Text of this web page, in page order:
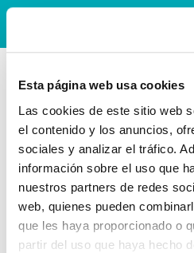
Esta página web usa cookies
Las cookies de este sitio web
el contenido y los anuncios,
sociales y analizar el tráfico.
información sobre el uso que
nuestros partners de redes
web, quienes pueden
que les haya proporcionado o
partir del uso que haya hecho